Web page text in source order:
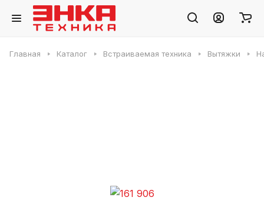
Главная Каталог Встраиваемая техника Вытяжки